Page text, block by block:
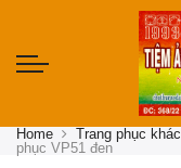
Home Trang phục khác
phục VP51 đen